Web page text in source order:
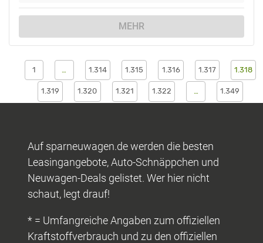
MEHR
1 1.314 1.315 1.316 1.317 1.318
1.319 1.320 1.321 1.322 … 1.349
Auf sparneuwagen.de werden die besten
Leasingangebote, Auto-Schnäppchen und
Neuwagen-Deals gelistet. Wer hier nicht
schaut, legt drauf!
* = Umfangreiche Angaben zum offiziellen
Kraftstoffverbrauch und zu den offiziellen